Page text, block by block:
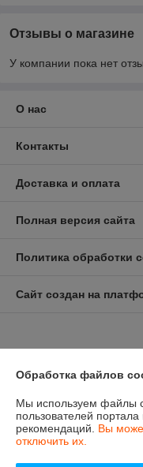
Отзывы о магазине
У компании пока нет
О нас
Контакты
Доставка и оплата
Полная версия сайта
Политика обработки
Сайт создан на
Информация для
Индивидуальный
г. Минск, Пр-т
Регистрационный номер
Обработка файлов
Мы используем файлы
пользователей
рекомендаций. Вы
отключить их.